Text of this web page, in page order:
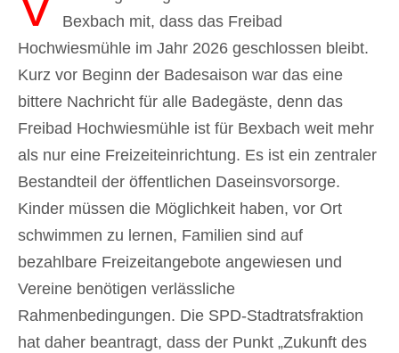
Bexbach mit, dass das Freibad
Hochwiesmühle im Jahr 2026 geschlossen bleibt.
Kurz vor Beginn der Badesaison war das eine
bittere Nachricht für alle Badegäste, denn das
Freibad Hochwiesmühle ist für Bexbach weit mehr
als nur eine Freizeiteinrichtung. Es ist ein zentraler
Bestandteil der öffentlichen Daseinsvorsorge.
Kinder müssen die Möglichkeit haben, vor Ort
schwimmen zu lernen, Familien sind auf
bezahlbare Freizeitangebote angewiesen und
Vereine benötigen verlässliche
Rahmenbedingungen. Die SPD-Stadtratsfraktion
hat daher beantragt, dass der Punkt „Zukunft des